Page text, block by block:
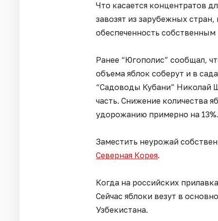
Что касается концентратов
завозят из зарубежных
обеспеченность
Ранее “Югополис” сообщал,
объема яблок соберут и в
“Садоводы Кубани” Николай
часть. Снижение количества
удорожанию примерно на 13%.
Заместить неурожай
Северная Корея.
Когда на российских
Сейчас яблоки везут в
Узбекистана.